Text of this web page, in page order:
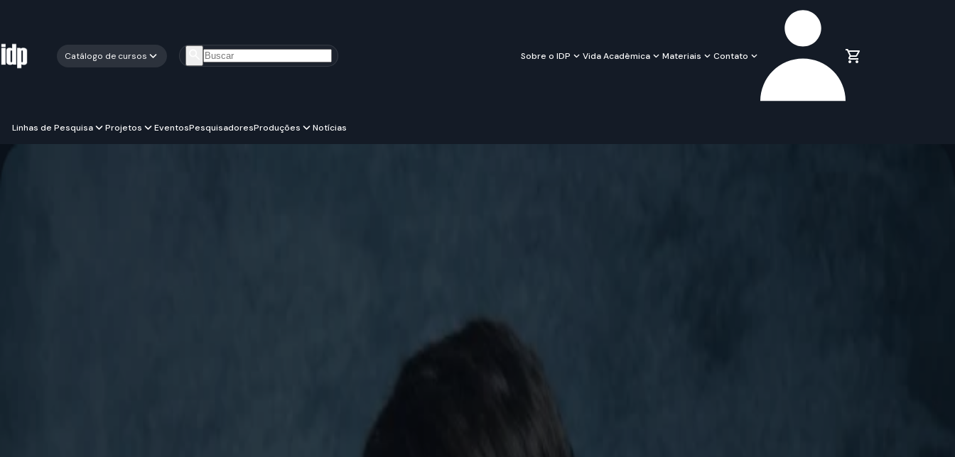
Catálogo de cursos Sobre o IDP Vida Acadêmica Materiais Contato
Linhas de Pesquisa Projetos EventosPesquisadoresProduções Notícias